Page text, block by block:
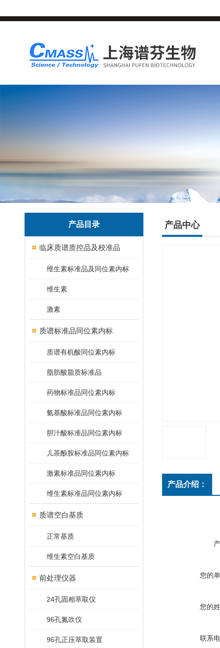
产品目录
临床质谱质控品及校准品
维生素标准品及同位素内标
维生素
激素
质谱标准品同位素内标
质谱有机酸同位素内标
脂肪酸脂质标准品
药物标准品同位素内标
氨基酸标准品同位素内标
胆汁酸标准品同位素内标
儿茶酚胺标准品同位素内标
激素标准品同位素内标
维生素标准品同位素内标
质谱空白基质
正常基质
维生素空白基质
前处理仪器
24孔固相萃取仪
96孔氮吹仪
96孔正压萃取装置
产品中心
产品介绍：
您的
您的
联系